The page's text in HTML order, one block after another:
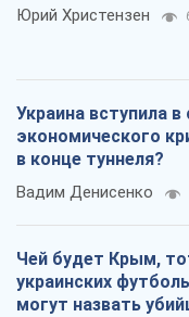
Юрий Христензен
Украина вступила в
экономического
в конце туннеля?
Вадим Денисенко
Чей будет Крым,
украинских
могут назвать